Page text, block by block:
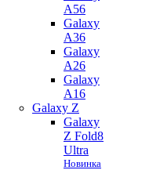
A56
Galaxy
A36
Galaxy
A26
Galaxy
A16
Galaxy Z
Galaxy
Z Fold8
Ultra
Новинка